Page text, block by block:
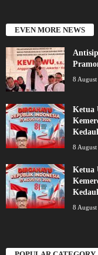
EVEN MORE NEWS
8
Ketua
8
Ketua
8